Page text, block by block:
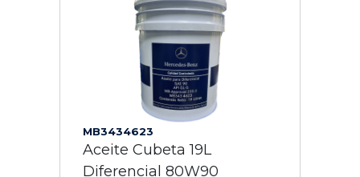
MB3434623
Aceite Cubeta 19L
Diferencial 80W90